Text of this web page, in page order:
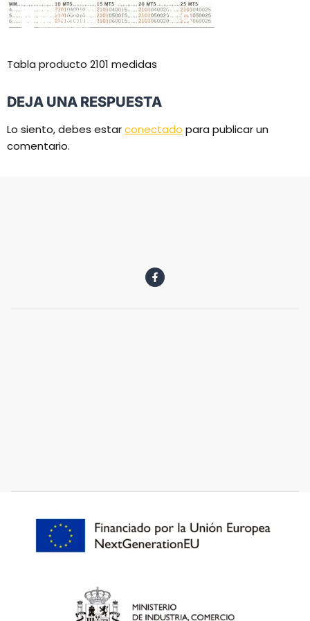
Tabla producto 2101 medidas
DEJA UNA RESPUESTA
Lo siento, debes estarconectado para publicar un
comentario.